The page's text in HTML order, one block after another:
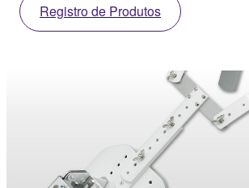
Registro de Produtos